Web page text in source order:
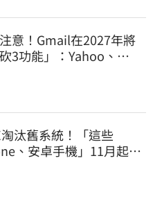
意！Gmail在2027年將
砍3功能」：Yahoo、
汰舊系統！「這些
、安卓手機」11月起無